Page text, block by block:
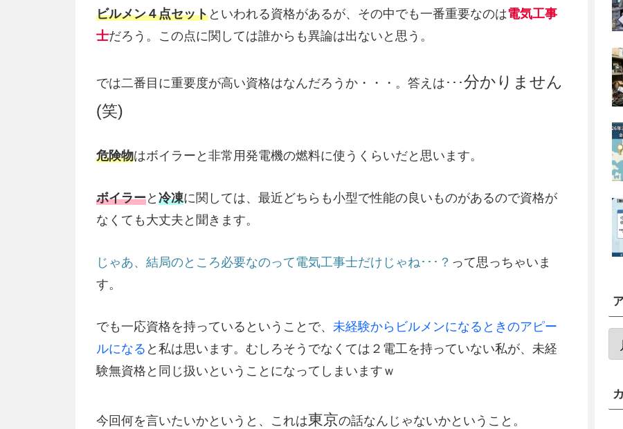
ビルメン４点セットといわれる資格があるが、その中でも一番重要なのは電気工事
士だろう。この点に関しては誰からも異論は出ないと思う。
では二番目に重要度が高い資格はなんだろうか・・・。答えは･･･分かりません
(笑)
危険物はボイラーと非常用発電機の燃料に使うくらいだと思います。
ボイラーと 冷凍に関しては、最近どちらも小型で性能の良いものがあるので資格が
なくても大丈夫と聞きます。
じゃあ、結局のところ必要なのって電気工事士だけじゃね･･･？ って思っちゃいま
す。
でも一応資格を持っているということで、 未経験からビルメンになるときのアピー
ルになる と私は思います。むしろそうでなくては２電工を持っていない私が、未経
験無資格と同じ扱いということになってしまいますｗ
今回何を言いたいかというと、これは東京の話なんじゃないかということ。